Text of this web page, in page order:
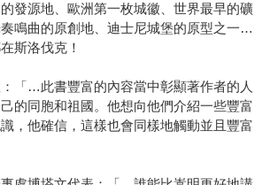
發源地、歐洲第一枚城徽、世界最早的礦
鳴曲的原創地、迪士尼城堡的原型之一…
斯洛伐克！
「…此書豐富的內容當中彰顯著作者的人
的同胞和祖國。他想向他們介紹一些豐富
，他確信，這樣也會同樣地觸動並且豐富